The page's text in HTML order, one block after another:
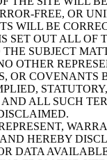
FREE, OR
WILL BE
SET OUT ALL OF
SUBJECT
OTHER
OR COVENANTS
ALL SUCH
HEREBY
DATA